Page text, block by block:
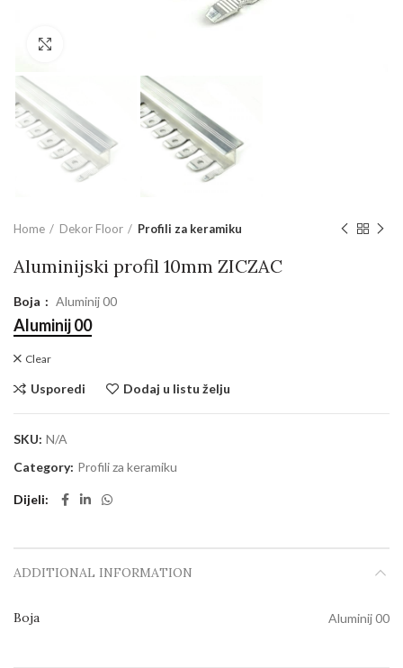
Home Dekor Floor Profili za keramiku
Aluminijski profil 10mm ZICZAC
Boja Aluminij 00
Aluminij 00
Clear
Usporedi Dodaj u listu želju
SKU: N/A
Category: Profili za keramiku
Dijeli
ADDITIONAL INFORMATION
Boja Aluminij 00